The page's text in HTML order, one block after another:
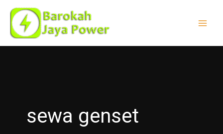
Lewati
konten
sewa genset